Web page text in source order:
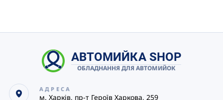
АВТОМИЙКА SHOP
ОБЛАДНАННЯ ДЛЯ АВТОМИЙОК
АДРЕСА
м. Харків, пр-т Героїв Харкова, 259